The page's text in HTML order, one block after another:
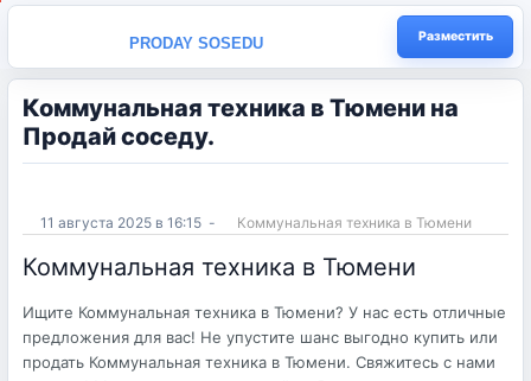
PRODAY SOSEDU Разместить
Коммунальная техника в Тюмени на
Продай соседу.
11 августа 2025 в 16:15 - Коммунальная техника в Тюмени
Коммунальная техника в Тюмени
Ищите Коммунальная техника в Тюмени? У нас есть отличные
предложения для вас! Не упустите шанс выгодно купить или
продать Коммунальная техника в Тюмени. Свяжитесь с нами